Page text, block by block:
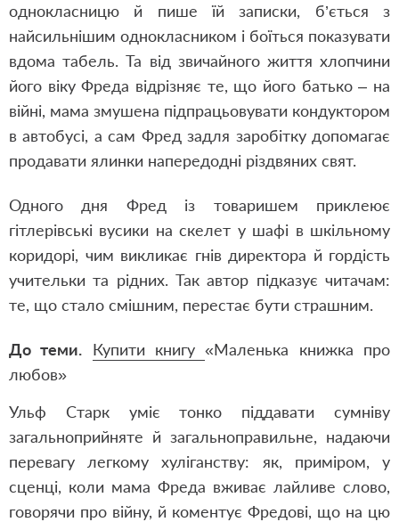
однокласницю й пише їй записки, б’ється з
найсильнішим однокласником і боїться показувати
вдома табель. Та від звичайного життя хлопчини
його віку Фреда відрізняє те, що його батько – на
війні, мама змушена підпрацьовувати кондуктором
в автобусі, а сам Фред задля заробітку допомагає
продавати ялинки напередодні різдвяних свят.
Одного дня Фред із товаришем приклеює
гітлерівські вусики на скелет у шафі в шкільному
коридорі, чим викликає гнів директора й гордість
учительки та рідних. Так автор підказує читачам:
те, що стало смішним, перестає бути страшним.
До теми. Купити книгу«Маленька книжка про
любов»
Ульф Старк уміє тонко піддавати сумніву
загальноприйняте й загальноправильне, надаючи
перевагу легкому хуліганству: як, приміром, у
сценці, коли мама Фреда вживає лайливе слово,
говорячи про війну, й коментує Фредові, що на цю